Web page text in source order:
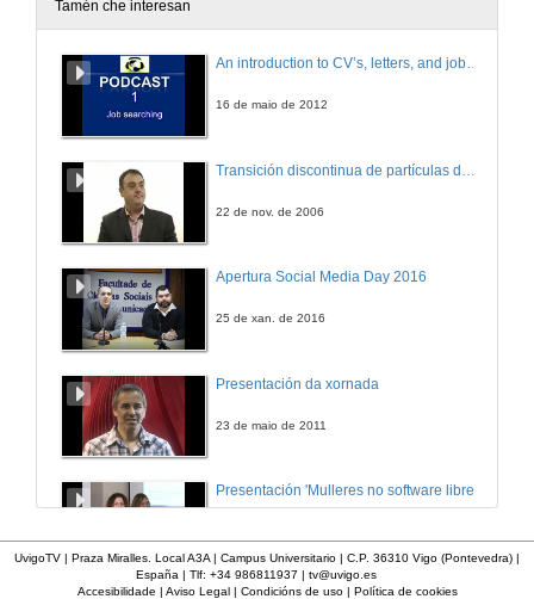
Tamén che interesan
An introduction to CV’s, letters, and job searching
16 de maio de 2012
22 de nov. de 2006
Apertura Social Media Day 2016
25 de xan. de 2016
Presentación da xornada
23 de maio de 2011
Presentación 'Mulleres no software libre'
UvigoTV | Praza Miralles. Local A3A | Campus Universitario | C.P. 36310 Vigo (Pontevedra) |
España | Tlf: +34 986811937 | tv@uvigo.es
Accesibilidade | Aviso Legal| Condicións de uso| Política de cookies